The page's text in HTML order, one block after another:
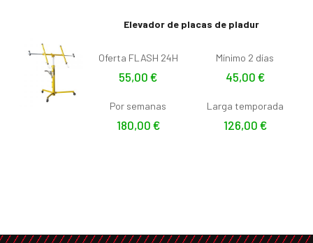
Elevador de placas de pladur
Oferta FLASH 24H
55,00 €
Mínimo 2 días
45,00 €
Por semanas
180,00 €
Larga temporada
126,00 €